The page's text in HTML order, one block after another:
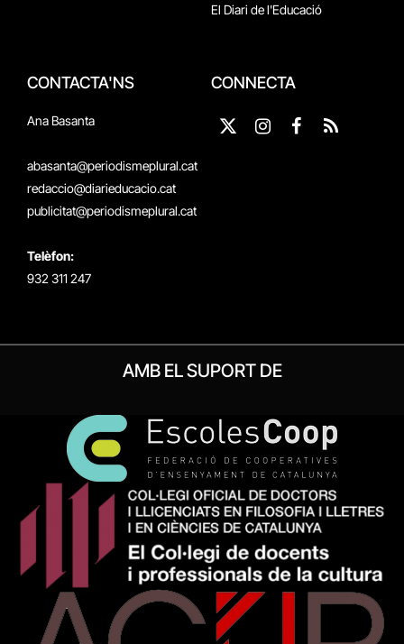
El Diari de l'Educació
CONTACTA'NS
Ana Basanta
abasanta@periodismeplural.cat
redaccio@diarieducacio.cat
publicitat@periodismeplural.cat
Telèfon:
932 311 247
CONNECTA
X
Instagram
Facebook
RSS
AMB EL SUPORT DE